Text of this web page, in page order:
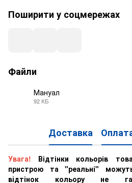
Поширити у соцмережах
Файли
Мануал
92 КБ
Доставка
Увага! Відтінки кольорів
пристрою та "реальні"
відтінок кольору не